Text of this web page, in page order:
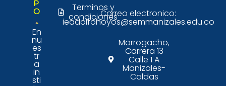
P
O
En
nu
es
tr
a
in
sti
Terminos y
condicionesCorreo electronico:
ieadolfohoyos@semmanizales.edu.co
Morrogacho,
Carrera 13
Calle 1 A
Manizales-
Caldas